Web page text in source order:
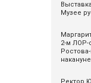
Музее
2-м ЛОР-